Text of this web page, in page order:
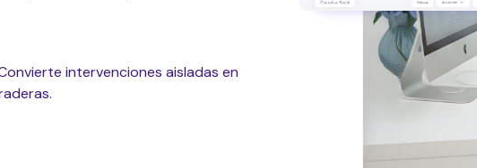
intervenciones aisladas en